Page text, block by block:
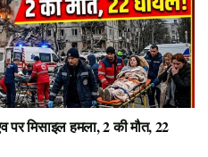
मिसाइल हमला, 2 की मौत, 22